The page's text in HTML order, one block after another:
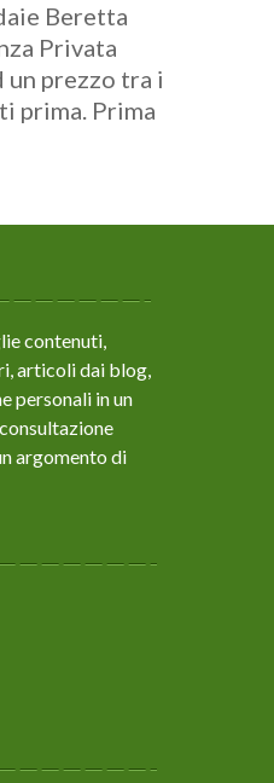
Beretta
Privata
un prezzo tra i
prima. Prima
contenuti,
articoli dai blog,
personali in un
argomento di